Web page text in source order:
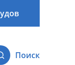
Поиск